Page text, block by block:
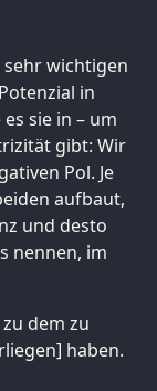
sehr wichtigen
in
sie in – um
gibt: Wir
Pol. Je
aufbaut,
und desto
nennen, im
dem zu
haben.